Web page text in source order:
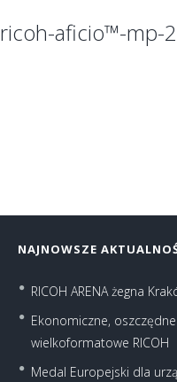
ricoh-aficio™-mp-
NAJNOWSZE
RICOH ARENA żegna
Ekonomiczne,
wielkoformatowe RICOH
Medal Europejski dla